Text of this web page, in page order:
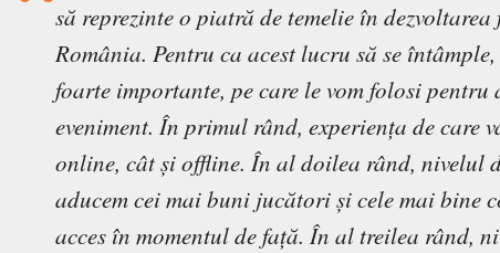
să reprezinte o piatră de temelie în
România. Pentru ca acest lucru să se
foarte importante, pe care le vom folosi pentru
eveniment. În primul rând, experiența de care
online, cât și offline. În al doilea rând, nivelul
aducem cei mai buni jucători și cele mai bine
acces în momentul de față. În al treilea rând,